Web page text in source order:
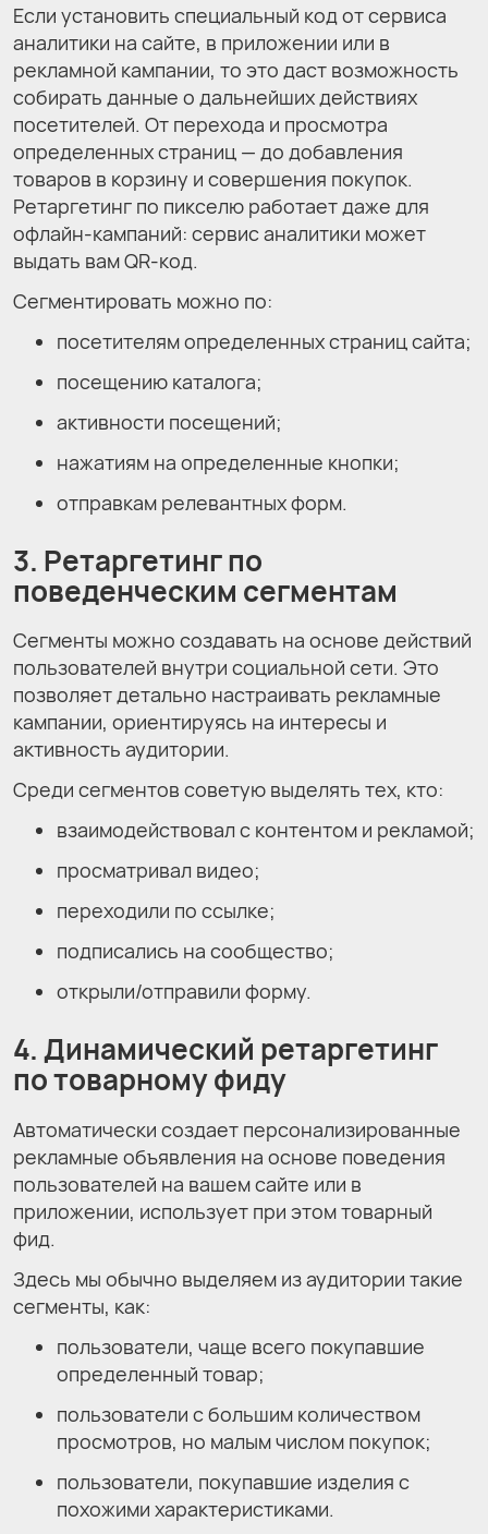
Если установить специальный код от сервиса
аналитики на сайте, в приложении или в
рекламной кампании, то это даст возможность
собирать данные о дальнейших действиях
посетителей. От перехода и просмотра
определенных страниц — до добавления
товаров в корзину и совершения покупок.
Ретаргетинг по пикселю работает даже для
офлайн-кампаний: сервис аналитики может
выдать вам QR-код.
Сегментировать можно по:
посетителям определенных страниц сайта;
посещению каталога;
активности посещений;
нажатиям на определенные кнопки;
отправкам релевантных форм.
3. Ретаргетинг по
поведенческим сегментам
Сегменты можно создавать на основе действий
пользователей внутри социальной сети. Это
позволяет детально настраивать рекламные
кампании, ориентируясь на интересы и
активность аудитории.
Среди сегментов советую выделять тех, кто:
взаимодействовал с контентом и рекламой;
просматривал видео;
переходили по ссылке;
подписались на сообщество;
открыли/отправили форму.
4. Динамический ретаргетинг
по товарному фиду
Автоматически создает персонализированные
рекламные объявления на основе поведения
пользователей на вашем сайте или в
приложении, использует при этом товарный
фид.
Здесь мы обычно выделяем из аудитории такие
сегменты, как:
пользователи, чаще всего покупавшие
определенный товар;
пользователи с большим количеством
просмотров, но малым числом покупок;
пользователи, покупавшие изделия с
похожими характеристиками.